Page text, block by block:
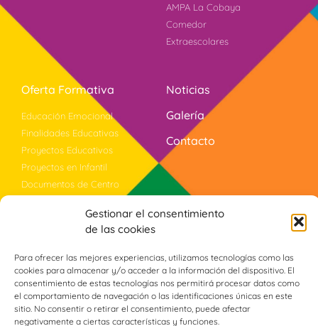
Gestionar el consentimiento
de las cookies
Para ofrecer las mejores experiencias, utilizamos tecnologías como las
cookies para almacenar y/o acceder a la información del dispositivo. El
consentimiento de estas tecnologías nos permitirá procesar datos como
el comportamiento de navegación o las identificaciones únicas en este
sitio. No consentir o retirar el consentimiento, puede afectar
negativamente a ciertas características y funciones.
AMPA La Cobaya
Comedor
Extraescolares
Oferta Formativa
Educación Emocional
Finalidades Educativas
Proyectos Educativos
Proyectos en Infantil
Documentos de Centro
Violencia Género
Programa PROA+
Noticias
Galería
Contacto
Síguenos